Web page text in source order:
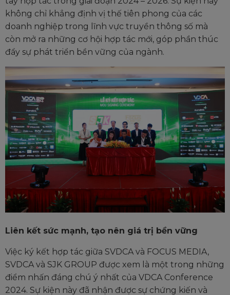
không chỉ khẳng định vị thế tiên phong của các
doanh nghiệp trong lĩnh vực truyền thông số mà
còn mở ra những cơ hội hợp tác mới, góp phần thúc
đẩy sự phát triển bền vững của ngành.
Liên kết sức mạnh, tạo nên giá trị bền vững
Việc ký kết hợp tác giữa SVDCA và FOCUS MEDIA,
SVDCA và SJK GROUP được xem là một trong những
điểm nhấn đáng chú ý nhất của VDCA Conference
2024. Sự kiện này đã nhận được sự chứng kiến và